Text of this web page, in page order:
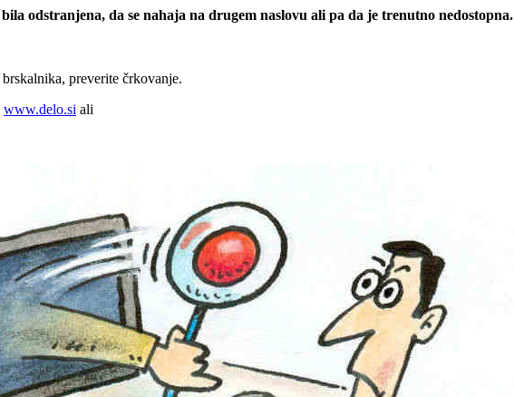
odstranjena, da se nahaja na drugem naslovu ali pa da je trenutno nedostopna.
preverite črkovanje.
www.delo.si ali